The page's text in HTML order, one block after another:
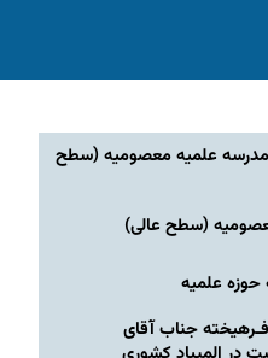
علمیه معصومیه‌ (سطح
(سطح عالی)
علمیه
جناب آقای